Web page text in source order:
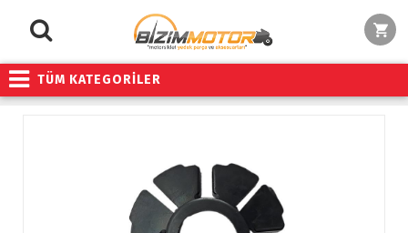
TÜM KATEGORİLER